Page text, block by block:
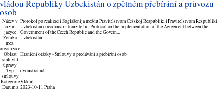
vládou Republiky Uzbekistán o zpětném přebírání a průvozu
osob
Název v
cizím
jazyce
Protokol po realizacii Soglašenija meždu Pravitelstvom Češskoj Respubliki i Pravitelstvom Respubliki
Uzbekistan o readmisii i tranzite lic, Protocol on the Implementation of the Agreement between the
Government of the Czech Republic and the Govern...
Země a
mez.
organizace
Uzbekistán
Oblast
smluvní
úpravy
Hraniční otázky - Smlouvy o předávání a přebírání osob
Typ
smlouvy
dvoustranná
KategorieVládní
Datum a 2023-10-11 Praha